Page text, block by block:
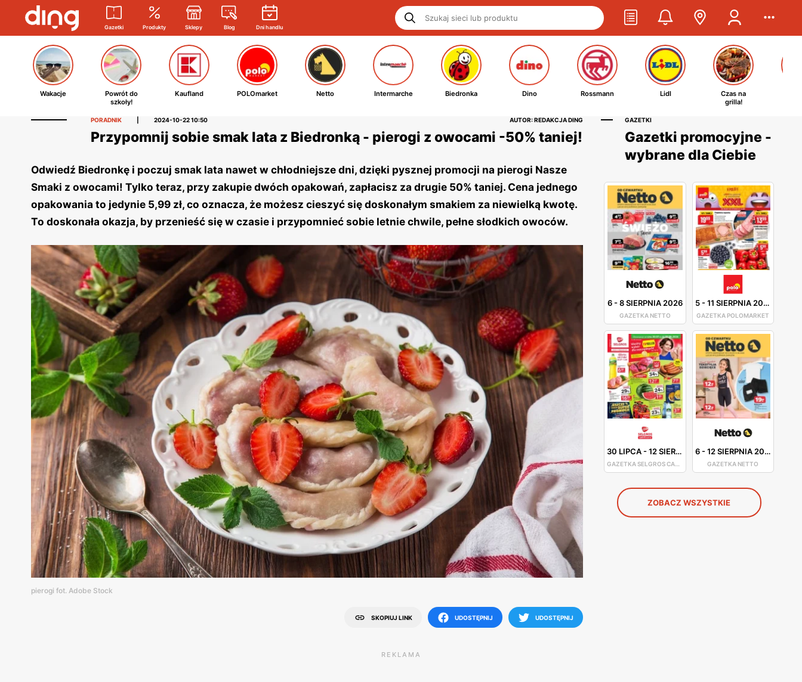
Gazetki Produkty Sklepy Blog Dni handlu
Wakacje
Powrót do
szkoły!
Kaufland POLOmarket Netto Intermarche Biedronka Dino Rossmann Lidl
Czas na
grilla!
PORADNIK 2024-10-22 10:50 AUTOR: REDAKCJA DING
Przypomnij sobie smak lata z Biedronką - pierogi z owocami -50% taniej!
Odwiedź Biedronkę i poczuj smak lata nawet w chłodniejsze dni, dzięki pysznej promocji na pierogi Nasze
Smaki z owocami! Tylko teraz, przy zakupie dwóch opakowań, zapłacisz za drugie 50% taniej. Cena jednego
opakowania to jedynie 5,99 zł, co oznacza, że możesz cieszyć się doskonałym smakiem za niewielką kwotę.
To doskonała okazja, by przenieść się w czasie i przypomnieć sobie letnie chwile, pełne słodkich owoców.
pierogi fot. Adobe Stock
SKOPIUJ LINK UDOSTĘPNIJ UDOSTĘPNIJ
GAZETKI
Gazetki promocyjne -
wybrane dla Ciebie
6-8 SIERPNIA 2026
GAZETKA NETTO
5-11 SIERPNIA 2026
GAZETKA POLOMARKET
30 LIPCA-12 SIERPNIA 2026
GAZETKA SELGROS CASH&CARRY
6-12 SIERPNIA 2026
GAZETKA NETTO
ZOBACZ WSZYSTKIE
REKLAMA